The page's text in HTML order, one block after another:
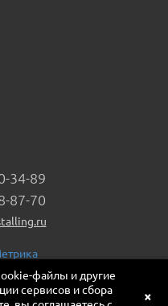
34-89
87-70
дом 17а, этаж 2,
файлы и другие
сервисов и сбора
×